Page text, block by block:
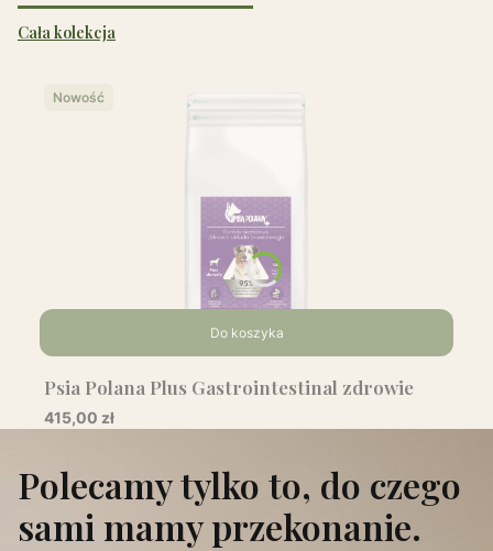
Cała kolekcja
Nowość
Do koszyka
Psia Polana Plus Gastrointestinal zdrowie
układu pokarmowego 10kg
Cena
415,00 zł
Polecamy tylko to, do czego
sami mamy przekonanie.